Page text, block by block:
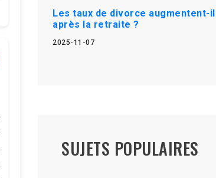
Les taux de divorce augmentent-
après la retraite ?
2025-11-07
SUJETS POPULAIRES